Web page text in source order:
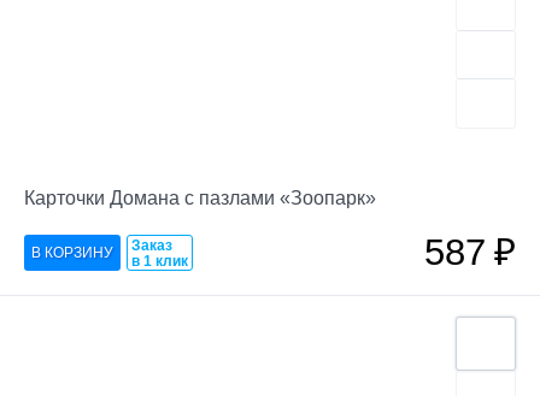
Карточки Домана с пазлами «Зоопарк»
Заказ
в 1 клик
587₽